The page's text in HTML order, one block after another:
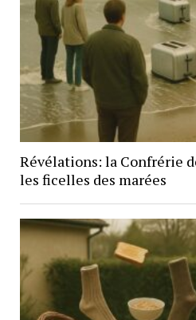
Révélations: la Confrérie
les ficelles des marées